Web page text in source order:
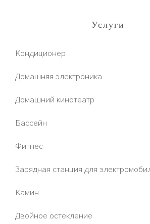
Услуги
Кондиционер
Домашняя электроника
Домашний кинотеатр
Бассейн
Фитнес
Зарядная станция для
Камин
Двойное остекление